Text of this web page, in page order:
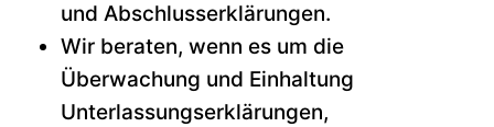
und Abschlusserklärungen.
Wir beraten, wenn es um die
Überwachung und Einhaltung
Unterlassungserklärungen,